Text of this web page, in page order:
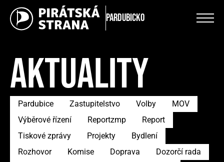
Pardubicko
AKTUALITY
Pardubice Zastupitelstvo Volby
MOV
Výběrové řízení
Reportzmp
Report
Tiskové zprávy
Projekty
Bydlení
Rozhovor
Komise Doprava
Dozorčí rada